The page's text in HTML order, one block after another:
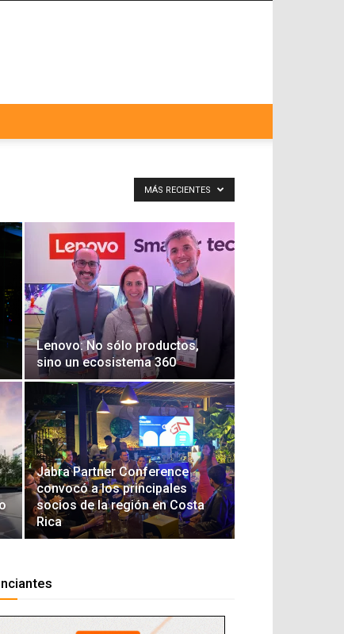
MÁS RECIENTES
Lenovo: No sólo productos,
sino un ecosistema 360
Jabra Partner Conference
convocó a los principales
socios de la región en Costa
Rica